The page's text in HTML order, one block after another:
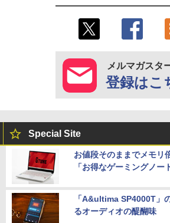
メルマガスタ
登録はこ
Special Site
お値段そのままでメモリ
「お得なゲーミングノー
「A&ultima SP4000T」
るオーディオの醍醐味